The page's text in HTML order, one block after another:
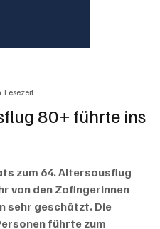
80+ führte ins
Lesezeit
zum 64. Altersausflug
von den Zofingerinnen
sehr geschätzt. Die
führte zum